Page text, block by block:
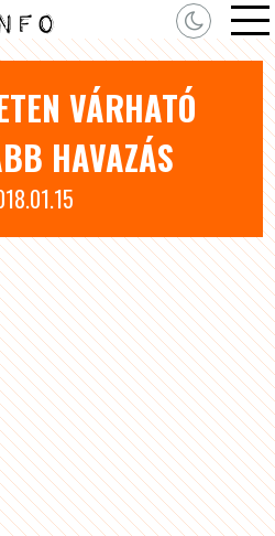
VÁRHATÓ
HAVAZÁS